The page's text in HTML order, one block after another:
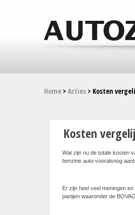
Home > Acties > Kosten
Kosten
Wat zijn nu de totale kosten
benzine auto vooralsnog
Er zijn heel veel meningen
partijen waaronder de